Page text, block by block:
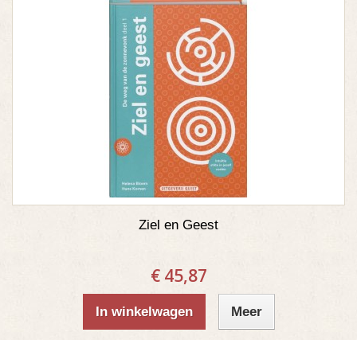
Ziel en Geest
€ 45,87
In winkelwagen Meer